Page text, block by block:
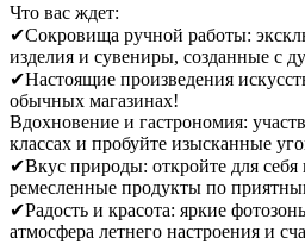
Что вас ждет:
✔Сокровища ручной работы:
изделия и сувениры, созданные с
✔Настоящие произведения
обычных магазинах!
Вдохновение и гастрономия:
классах и пробуйте изысканные
✔Вкус природы: откройте для себя
ремесленные продукты по
✔Радость и красота: яркие
атмосфера летнего настроения и